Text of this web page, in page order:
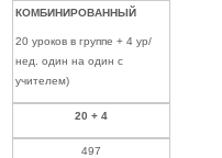
КОМБИНИРОВАННЫЙ
20 уроков в группе + 4 ур/
нед. один на один с
учителем)
20 + 4
497